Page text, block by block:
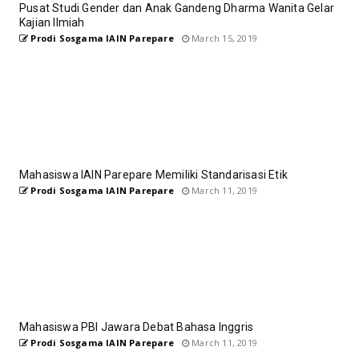
Pusat Studi Gender dan Anak Gandeng Dharma Wanita Gelar
Kajian Ilmiah
Prodi Sosgama IAIN Parepare March 15, 2019
Mahasiswa IAIN Parepare Memiliki Standarisasi Etik
Prodi Sosgama IAIN Parepare March 11, 2019
Mahasiswa PBI Jawara Debat Bahasa Inggris
Prodi Sosgama IAIN Parepare March 11, 2019